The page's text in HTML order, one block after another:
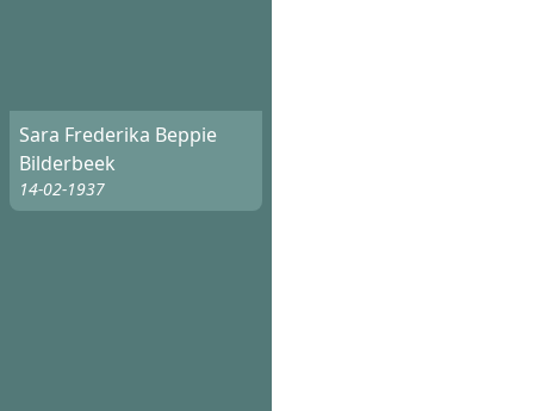
Sara Frederika Beppie
Bilderbeek
14-02-1937